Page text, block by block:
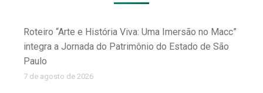
Roteiro “Arte e História Viva: Uma Imersão no Macc”
integra a Jornada do Patrimônio do Estado de São
Paulo
7 de agosto de 2026